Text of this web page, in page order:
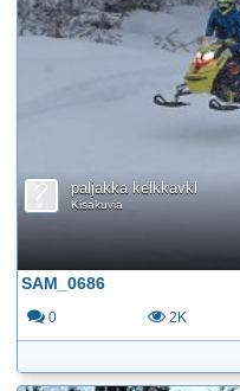
paljakka kelkkavkl
Kisakuvia
SAM_0686
0 2K